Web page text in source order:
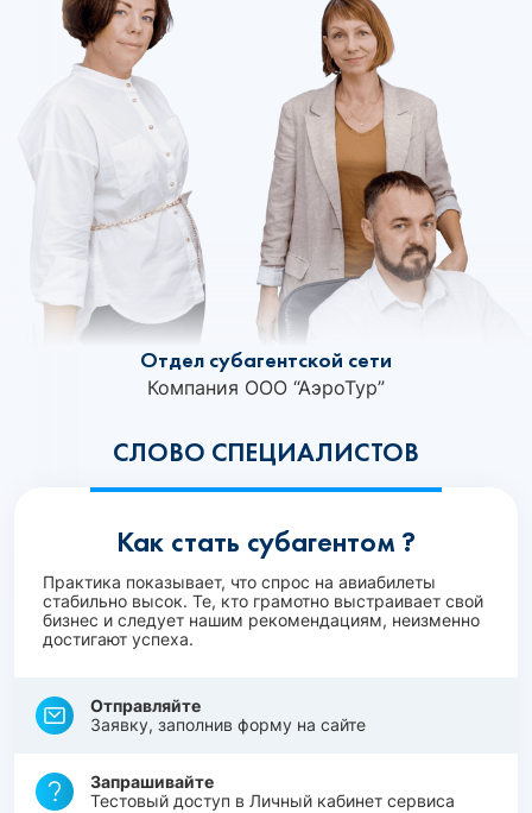
СЛОВО СПЕЦИАЛИСТОВ
Отдел субагентской сети
Компания ООО “АэроТур”
Как стать субагентом ?
Практика показывает, что спрос на авиабилеты
стабильно высок. Те, кто грамотно выстраивает свой
бизнес и следует нашим рекомендациям, неизменно
достигают успеха.
Отправляйте
Заявку, заполнив форму на сайте
Запрашивайте
Тестовый доступ в Личный кабинет сервиса